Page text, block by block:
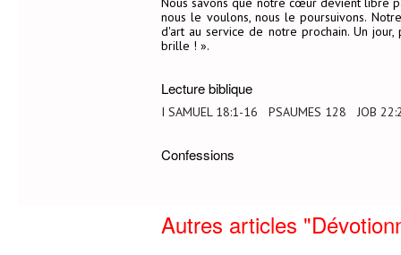
nous le voulons, nous le poursuivons.
d'art au service de notre prochain. Un
brille ! ».
Lecture biblique
I SAMUEL 18:1-16 PSAUMES 128 JOB
Confessions
Autres articles